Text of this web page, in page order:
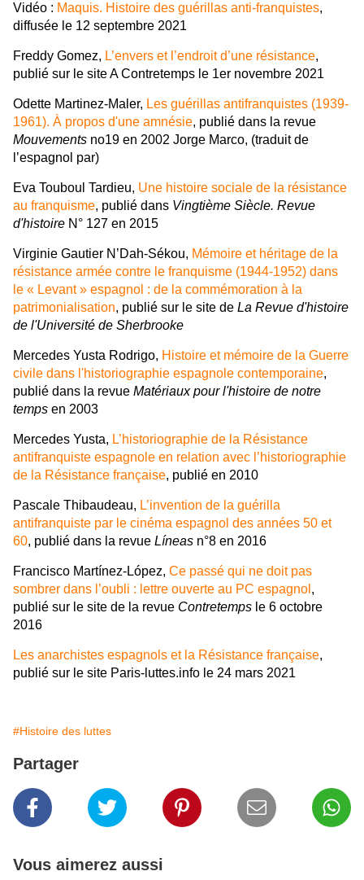
Vidéo : Maquis. Histoire des guérillas anti-franquistes,
diffusée le 12 septembre 2021
Freddy Gomez, L’envers et l’endroit d’une résistance,
publié sur le site A Contretemps le 1er novembre 2021
Odette Martinez-Maler, Les guérillas antifranquistes (1939-
1961). À propos d'une amnésie, publié dans la revue
Mouvements no19 en 2002 Jorge Marco, (traduit de
l’espagnol par)
Eva Touboul Tardieu, Une histoire sociale de la résistance
au franquisme, publié dans Vingtième Siècle. Revue
d'histoire N° 127 en 2015
Virginie Gautier N’Dah-Sékou, Mémoire et héritage de la
résistance armée contre le franquisme (1944-1952) dans
le « Levant » espagnol : de la commémoration à la
patrimonialisation, publié sur le site de La Revue d'histoire
de l'Université de Sherbrooke
Mercedes Yusta Rodrigo, Histoire et mémoire de la Guerre
civile dans l'historiographie espagnole contemporaine,
publié dans la revue Matériaux pour l'histoire de notre
temps en 2003
Mercedes Yusta, L’historiographie de la Résistance
antifranquiste espagnole en relation avec l’historiographie
de la Résistance française, publié en 2010
Pascale Thibaudeau, L’invention de la guérilla
antifranquiste par le cinéma espagnol des années 50 et
60, publié dans la revue Líneas n°8 en 2016
Francisco Martínez-López, Ce passé qui ne doit pas
sombrer dans l’oubli : lettre ouverte au PC espagnol ,
publié sur le site de la revue Contretemps le 6 octobre
2016
Les anarchistes espagnols et la Résistance française,
publié sur le site Paris-luttes.info le 24 mars 2021
#Histoire des luttes
Partager
Vous aimerez aussi